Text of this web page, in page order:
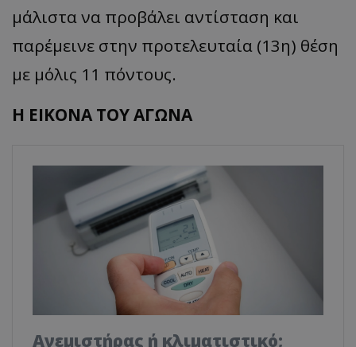
μάλιστα να προβάλει αντίσταση και
παρέμεινε στην προτελευταία (13η) θέση
με μόλις 11 πόντους.
Η ΕΙΚΟΝΑ ΤΟΥ ΑΓΩΝΑ
Ανεμιστήρας ή κλιματιστικό;